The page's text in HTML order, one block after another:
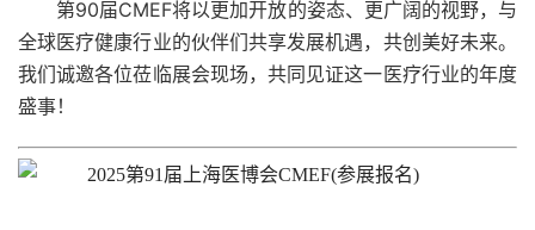
第90届CMEF将以更加开放的姿态、更广阔的视野，与
全球医疗健康行业的伙伴们共享发展机遇，共创美好未来。
我们诚邀各位莅临展会现场，共同见证这一医疗行业的年度
盛事！